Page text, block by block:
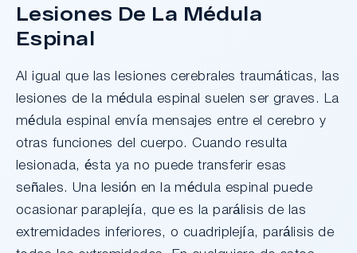
Lesiones De La Médula
Espinal
Al igual que las lesiones cerebrales traumáticas, las
lesiones de la médula espinal suelen ser graves. La
médula espinal envía mensajes entre el cerebro y
otras funciones del cuerpo. Cuando resulta
lesionada, ésta ya no puede transferir esas
señales. Una lesión en la médula espinal puede
ocasionar paraplejía, que es la parálisis de las
extremidades inferiores, o cuadriplejía, parálisis de